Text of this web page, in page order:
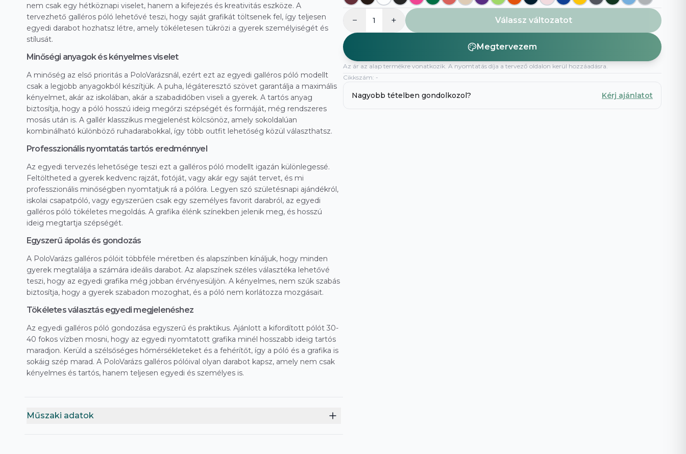
Böngészd az összeset
nem csak egy hétköznapi viselet, hanem a kifejezés és kreativitás eszköze. A
tervezhető galléros póló lehetővé teszi, hogy saját grafikát töltsenek fel, így teljesen
egyedi darabot hozhatsz létre, amely tökéletesen tükrözi a gyerek személyiségét és
stílusát.
Minőségi anyagok és kényelmes viselet
A minőség az első prioritás a PoloVarázsnál, ezért ezt az egyedi galléros póló modellt
csak a legjobb anyagokból készítjük. A puha, légáteresztő szövet garantálja a maximális
kényelmet, akár az iskolában, akár a szabadidőben viseli a gyerek. A tartós anyag
biztosítja, hogy a póló hosszú ideig megőrzi szépségét és formáját, még rendszeres
mosás után is. A gallér klasszikus megjelenést kölcsönöz, amely sokoldalúan
kombinálható különböző ruhadarabokkal, így több outfit lehetőség közül választhatsz.
Professzionális nyomtatás tartós eredménnyel
Az egyedi tervezés lehetősége teszi ezt a galléros póló modellt igazán különlegessé.
Feltöltheted a gyerek kedvenc rajzát, fotóját, vagy akár egy saját tervet, és mi
professzionális minőségben nyomtatjuk rá a pólóra. Legyen szó születésnapi ajándékról,
iskolai csapatpóló, vagy egyszerűen csak egy személyes favorit darabról, az egyedi
galléros póló tökéletes megoldás. A grafika élénk színekben jelenik meg, és hosszú
ideig megtartja szépségét.
Egyszerű ápolás és gondozás
A PoloVarázs galléros pólóit többféle méretben és alapszínben kínáljuk, hogy minden
gyerek megtalálja a számára ideális darabot. Az alapszínek széles választéka lehetővé
teszi, hogy az egyedi grafika még jobban érvényesüljön. A kényelmes, nem szűk szabás
biztosítja, hogy a gyerek szabadon mozoghat, és a póló nem korlátozza mozgásait.
Tökéletes választás egyedi megjelenéshez
Az egyedi galléros póló gondozása egyszerű és praktikus. Ajánlott a kifordított pólót 30-
40 fokos vízben mosni, hogy az egyedi nyomtatott grafika minél hosszabb ideig tartós
maradjon. Kerüld a szélsőséges hőmérsékleteket és a fehérítőt, így a póló és a grafika is
sokáig szép marad. A PoloVarázs galléros pólóival olyan darabot kapsz, amely nem csak
kényelmes és tartós, hanem teljesen egyedi és személyes is.
Műszaki adatok
− 1 + Válassz változatot
Megtervezem
Az ár az alap termékre vonatkozik. A nyomtatás díja a tervező oldalon kerül hozzáadásra.
Cikkszám: -
Nagyobb tételben gondolkozol? Kérj ajánlatot